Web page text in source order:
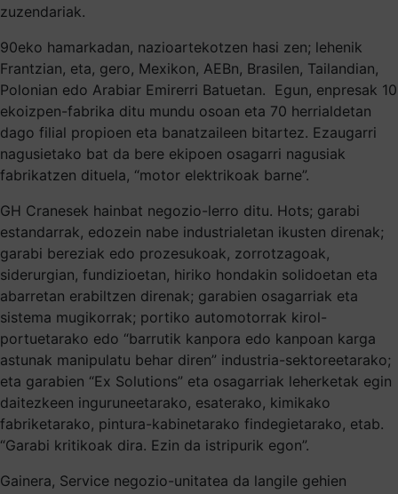
zuzendariak.
90eko hamarkadan, nazioartekotzen hasi zen; lehenik
Frantzian, eta, gero, Mexikon, AEBn, Brasilen, Tailandian,
Polonian edo Arabiar Emirerri Batuetan. Egun, enpresak 10
ekoizpen-fabrika ditu mundu osoan eta 70 herrialdetan
dago filial propioen eta banatzaileen bitartez. Ezaugarri
nagusietako bat da bere ekipoen osagarri nagusiak
fabrikatzen dituela, “motor elektrikoak barne”.
GH Cranesek hainbat negozio-lerro ditu. Hots; garabi
estandarrak, edozein nabe industrialetan ikusten direnak;
garabi bereziak edo prozesukoak, zorrotzagoak,
siderurgian, fundizioetan, hiriko hondakin solidoetan eta
abarretan erabiltzen direnak; garabien osagarriak eta
sistema mugikorrak; portiko automotorrak kirol-
portuetarako edo “barrutik kanpora edo kanpoan karga
astunak manipulatu behar diren” industria-sektoreetarako;
eta garabien “Ex Solutions” eta osagarriak leherketak egin
daitezkeen inguruneetarako, esaterako, kimikako
fabriketarako, pintura-kabinetarako findegietarako, etab.
“Garabi kritikoak dira. Ezin da istripurik egon”.
Gainera, Service negozio-unitatea da langile gehien